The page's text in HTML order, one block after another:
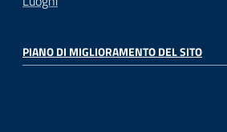
PIANO DI MIGLIORAMENTO DEL SITO